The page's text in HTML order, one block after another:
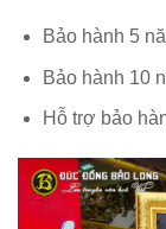
Bảo hành 5
Bảo hành 10
Hỗ trợ bảo